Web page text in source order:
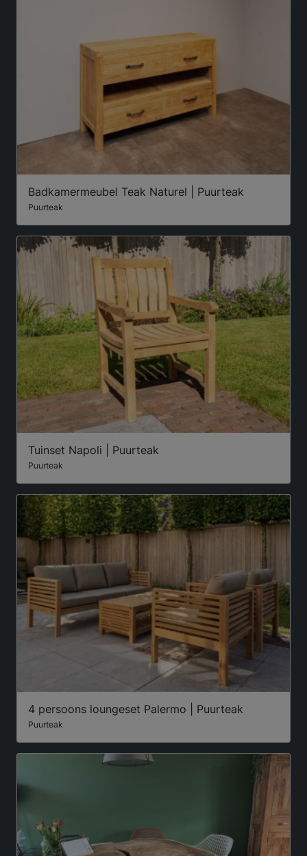
Badkamermeubel Teak Naturel | Puurteak
Puurteak
Tuinset Napoli | Puurteak
Puurteak
4 persoons loungeset Palermo | Puurteak
Puurteak